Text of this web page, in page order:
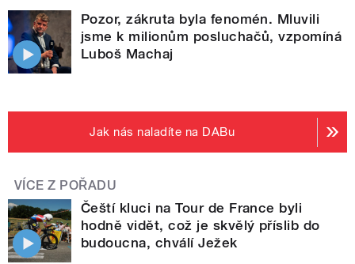
Pozor, zákruta byla fenomén. Mluvili
jsme k milionům posluchačů, vzpomíná
Luboš Machaj
Jak nás naladíte na DABu
VÍCE Z POŘADU
Čeští kluci na Tour de France byli
hodně vidět, což je skvělý příslib do
budoucna, chválí Ježek